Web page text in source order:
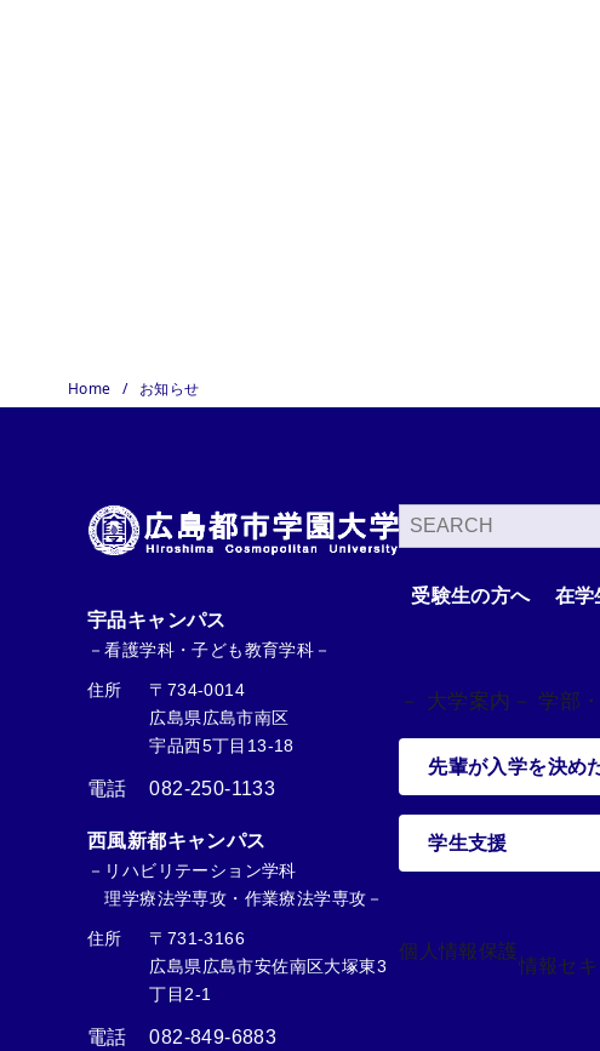
Home お知らせ
宇品キャンパス
－看護学科・子ども教育学科－
住所
〒734-0014
広島県広島市南区
宇品西5丁目13-18
電話 082-250-1133
西風新都キャンパス
－リハビリテーション学科
理学療法学専攻・作業療法学専攻－
住所
〒731-3166
広島県広島市安佐南区大塚東3
丁目2-1
電話 082-849-6883
検
索
受験生の方へ 在学
－ 大学案内 － 学部
先輩が入学を決め
学生支援
個人情報保護
情報セ